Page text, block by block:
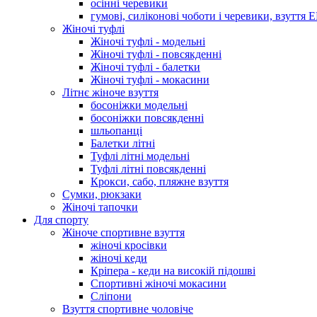
осінні черевики
гумові, силіконові чоботи і черевики, взуття
Жіночі туфлі
Жіночі туфлі - модельні
Жіночі туфлі - повсякденні
Жіночі туфлі - балетки
Жіночі туфлі - мокасини
Літнє жіноче взуття
босоніжки модельні
босоніжки повсякденні
шльопанці
Балетки літні
Туфлі літні модельні
Туфлі літні повсякденні
Крокси, сабо, пляжне взуття
Сумки, рюкзаки
Жіночі тапочки
Для спорту
Жіноче спортивне взуття
жіночі кросівки
жіночі кеди
Кріпера - кеди на високій підошві
Спортивні жіночі мокасини
Сліпони
Взуття спортивне чоловіче